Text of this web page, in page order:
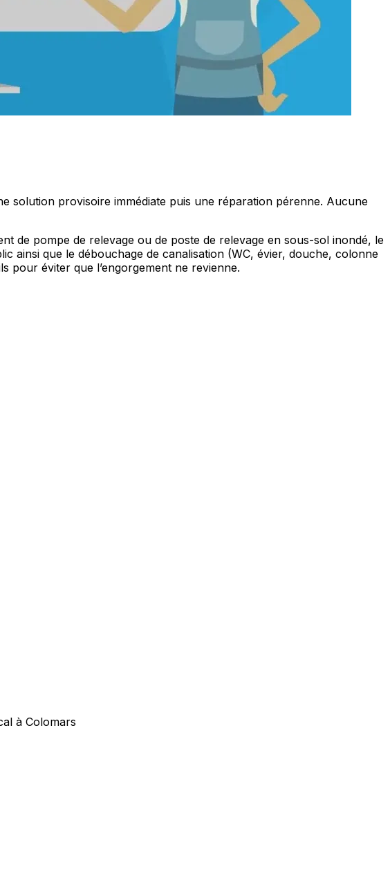
solution provisoire immédiate puis une réparation pérenne. Aucune
de pompe de relevage ou de poste de relevage en sous-sol inondé, le
ainsi que le débouchage de canalisation (WC, évier, douche, colonne
pour éviter que l’engorgement ne revienne.
à Colomars